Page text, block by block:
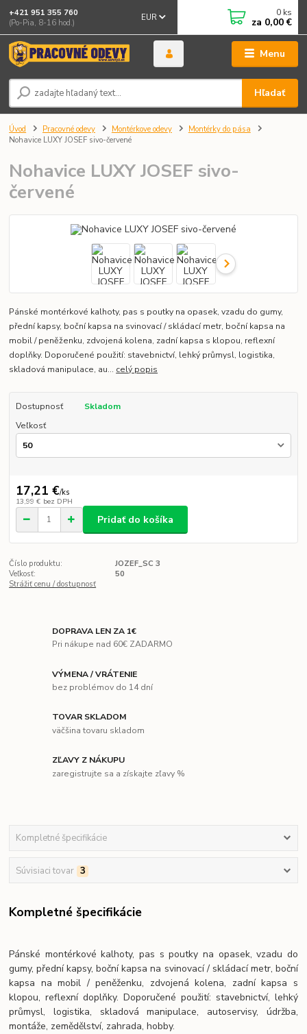
Menu
EUR
Hľadať
+421 951 355 760
(Po-Pia, 8-16 hod.)
0 ks
za 0,00 €
Úvod Pracovné odevy Montérkove odevy
Montérky do pása
Nohavice LUXY JOSEF sivo-červené
Nohavice LUXY JOSEF sivo-
červené
Pánské montérkové kalhoty, pas s poutky na opasek, vzadu do gumy,
přední kapsy, boční kapsa na svinovací / skládací metr, boční kapsa na
mobil / peněženku, zdvojená kolena, zadní kapsa s klopou, reflexní
doplňky. Doporučené použití: stavebnictví, lehký průmysl, logistika,
skladová manipulace, au... celý popis
Dostupnosť
Skladom
Veľkosť
17,21 €/ks
13,99 € bez DPH
Pridať do košíka
Číslo produktu:
JOZEF_SC 3
Veľkosť:
50
Strážiť cenu / dostupnosť
DOPRAVA LEN ZA 1€
Pri nákupe nad 60€ ZADARMO
VÝMENA / VRÁTENIE
bez problémov do 14 dní
TOVAR SKLADOM
väčšina tovaru skladom
ZĽAVY Z NÁKUPU
zaregistrujte sa a získajte zľavy %
Kompletné špecifikácie
Súvisiaci tovar 3
Kompletné špecifikácie
Pánské montérkové kalhoty, pas s poutky na opasek, vzadu do
gumy, přední kapsy, boční kapsa na svinovací / skládací metr, boční
kapsa na mobil / peněženku, zdvojená kolena, zadní kapsa s
klopou, reflexní doplňky. Doporučené použití: stavebnictví, lehký
průmysl, logistika, skladová manipulace, autoservisy, údržba,
montáže, zemědělství, zahrada, hobby.